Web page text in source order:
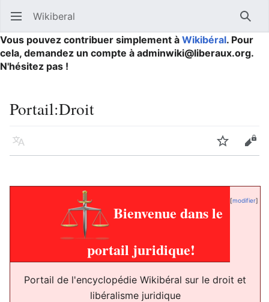
Ouvrir le menu principal Wikiberal
Vous pouvez contribuer simplement à Wikibéral. Pour
cela, demandez un compte à adminwiki@liberaux.org.
N'hésitez pas !
Portail:Droit
Langue Suivre
[modifier]
Bienvenue dans le
portail juridique!
Portail de l'encyclopédie Wikibéral sur le droit et
libéralisme juridique